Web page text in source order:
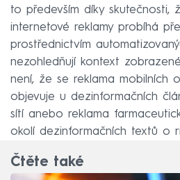
to především díky skutečnosti,
internetové reklamy probíhá
prostřednictvím
nezohledňují kontext
není, že se reklama mobilních
objevuje u dezinformačních
sítí anebo reklama
okolí dezinformačních textů o
Čtěte také